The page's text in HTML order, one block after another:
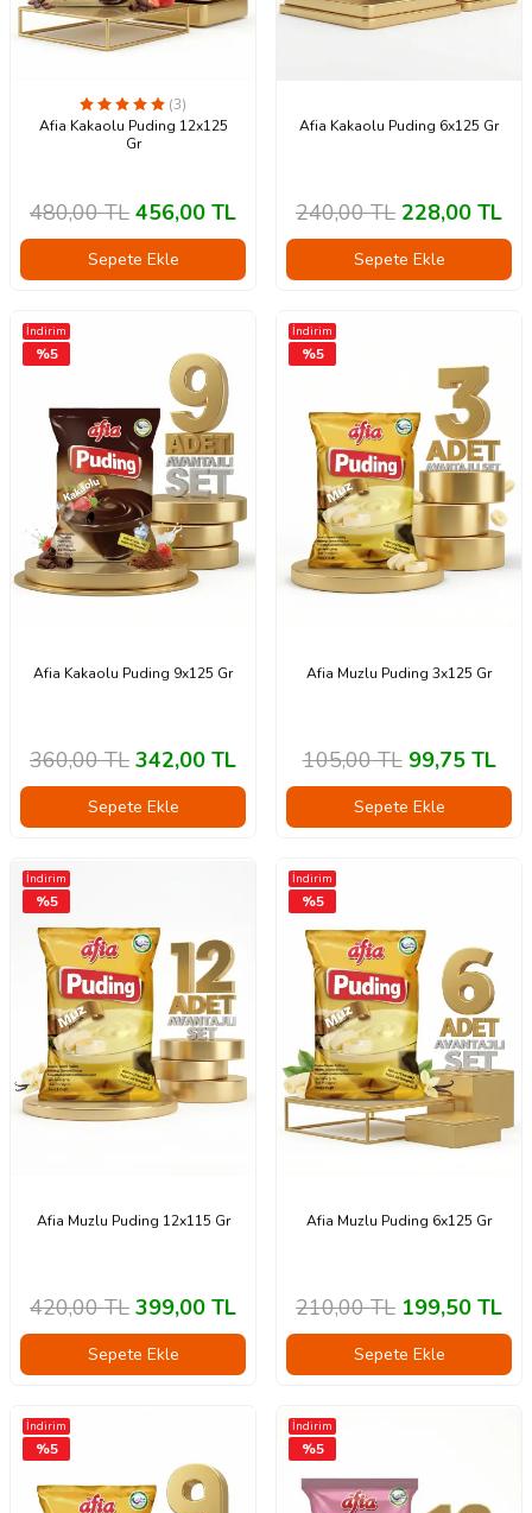
(3)
Afia Kakaolu Puding 12x125
Gr
480,00TL 456,00 TL
Sepete Ekle
Afia Kakaolu Puding 6x125 Gr
240,00TL 228,00 TL
Sepete Ekle
İndirim
%5
Afia Kakaolu Puding 9x125 Gr
360,00TL 342,00 TL
Sepete Ekle
İndirim
%5
Afia Muzlu Puding 3x125 Gr
105,00TL 99,75TL
Sepete Ekle
İndirim
%5
Afia Muzlu Puding 12x115 Gr
420,00TL 399,00 TL
Sepete Ekle
İndirim
%5
Afia Muzlu Puding 6x125 Gr
210,00TL 199,50 TL
Sepete Ekle
İndirim
%5
İndirim
%5